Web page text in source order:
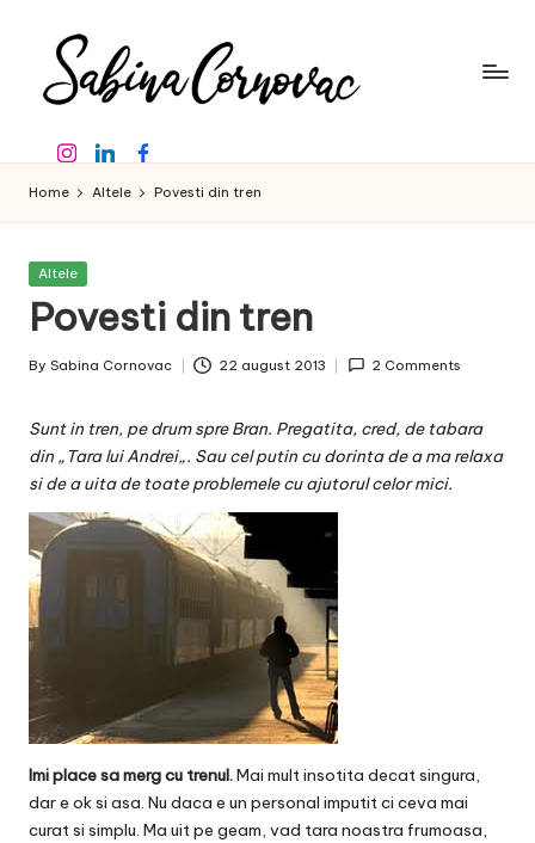
content
a
b
in
a
C
o
r
n
o
v
a
c
O
nl
in
e
creator
de
16
-
InstagramLinkedinFacebook
Home Altele Povesti din tren
Posted
Altele
Povesti din tren
Posted
By Sabina Cornovac 22 august 2013 2 Comments
Sunt in tren, pe drum spre Bran. Pregatita, cred, de tabara
din „Tara lui Andrei„. Sau cel putin cu dorinta de a ma relaxa
si de a uita de toate problemele cu ajutorul celor mici.
Imi place sa merg cu trenul.Mai mult insotita decat singura,
dar e ok si asa. Nu daca e un personal imputit ci ceva mai
curat si simplu. Ma uit pe geam, vad tara noastra frumoasa,